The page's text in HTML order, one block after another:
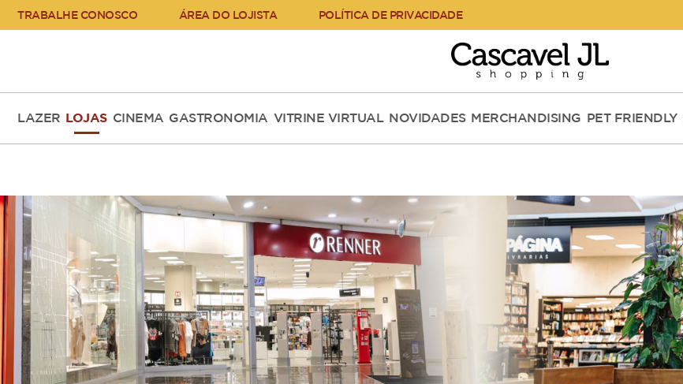
TRABALHE CONOSCO ÁREA DO LOJISTA POLÍTICA DE PRIVACIDADE
LAZER LOJAS CINEMA GASTRONOMIA VITRINE VIRTUAL NOVIDADES MERCHANDISING PET FRIENDLY